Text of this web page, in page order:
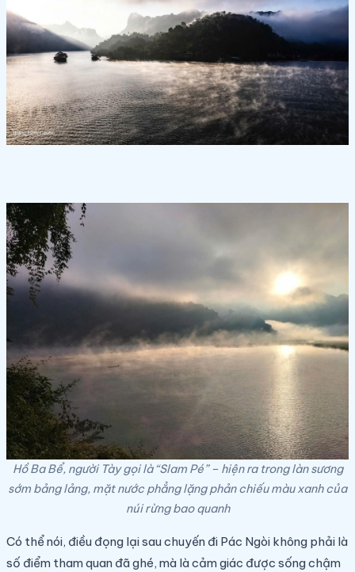
Hồ Ba Bể, người Tày gọi là “Slam Pé” – hiện ra trong làn sương
sớm bảng lảng, mặt nước phẳng lặng phản chiếu màu xanh của
núi rừng bao quanh
Có thể nói, điều đọng lại sau chuyến đi Pác Ngòi không phải là
số điểm tham quan đã ghé, mà là cảm giác được sống chậm